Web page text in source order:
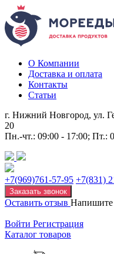
О Компании
Доставка и оплата
Контакты
Статьи
г. Нижний Новгород, ул.
20
Пн.-чт.: 09:00 - 17:00; Пт.:
+7(969)761-57-95 +7(831)
Заказать звонок
Оставить отзыв
Войти Регистрация
Каталог товаров